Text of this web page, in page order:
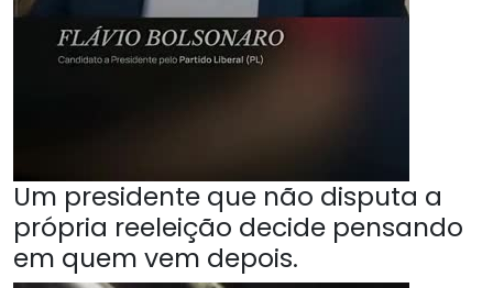
Um presidente que não disputa a
própria reeleição decide pensando
em quem vem depois.